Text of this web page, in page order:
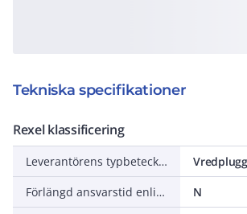
Tekniska specifikationer
Rexel klassificering
Leverantörens typbeteckning
Förlängd ansvarstid enligt ALEM-09
N